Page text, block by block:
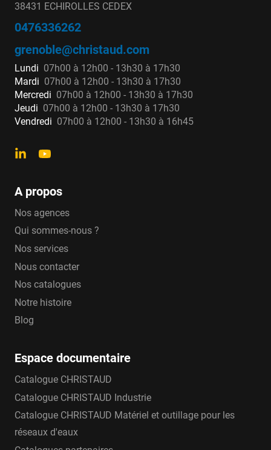
38431 ECHIROLLES CEDEX
0476336262
grenoble@christaud.com
Lundi 07h00 à 12h00 - 13h30 à 17h30
Mardi 07h00 à 12h00 - 13h30 à 17h30
Mercredi 07h00 à 12h00 - 13h30 à 17h30
Jeudi 07h00 à 12h00 - 13h30 à 17h30
Vendredi 07h00 à 12h00 - 13h30 à 16h45
A propos
Nos agences
Qui sommes-nous ?
Nos services
Nous contacter
Nos catalogues
Notre histoire
Blog
Espace documentaire
Catalogue CHRISTAUD
Catalogue CHRISTAUD Industrie
Catalogue CHRISTAUD Matériel et outillage pour les
réseaux d'eaux